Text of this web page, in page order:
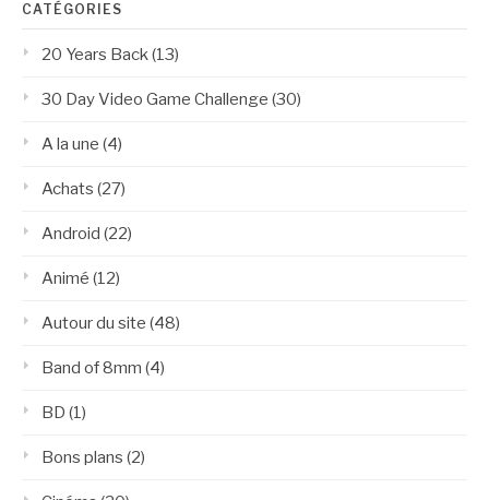
CATÉGORIES
20 Years Back(13)
30 Day Video Game Challenge (30)
A la une (4)
Achats (27)
Android (22)
Animé (12)
Autour du site (48)
Band of 8mm (4)
BD (1)
Bons plans (2)